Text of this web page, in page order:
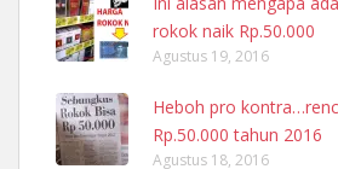
rokok naik Rp.50.000
Agustus 19, 2016
Heboh pro
Rp.50.000 tahun 2016
Agustus 18, 2016